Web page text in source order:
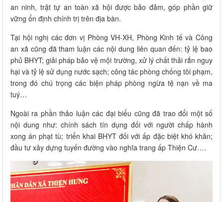
an ninh, trật tự an toàn xã hội được bảo đảm, góp phần giữ
vững ổn định chính trị trên địa bàn.
Tại hội nghị các đơn vị Phòng VH-XH, Phòng Kinh tế và Công
an xã cũng đã tham luận các nội dung liên quan đến: tỷ lệ bao
phủ BHYT; giải pháp bảo vệ mội trường, xử lý chất thải rắn nguy
hại và tỷ lệ sử dụng nước sạch; công tác phòng chống tôi phạm,
trong đó chú trọng các biện pháp phòng ngừa tệ nạn về ma
tuý…
Ngoài ra phần thảo luận các đại biểu cũng đã trao đổi một số
nội dung như: chính sách tín dụng đối với người chấp hành
xong án phạt tù; triển khai BHYT đối với ấp đặc biệt khó khăn;
đầu tư xây dựng tuyến đường vào nghĩa trang ấp Thiện Cư….